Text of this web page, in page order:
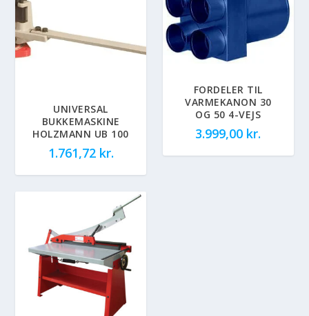
UNIVERSAL
BUKKEMASKINE
HOLZMANN UB 100
1.761,72 kr.
FORDELER TIL
VARMEKANON 30
OG 50 4-VEJS
3.999,00 kr.